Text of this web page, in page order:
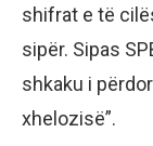
shifrat e të
sipër. Sipas
shkaku i
xhelozisë”.